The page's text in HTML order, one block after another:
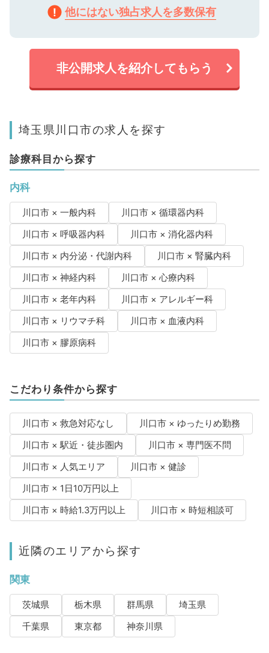
他にはない独占求人を多数保有
非公開求人を紹介してもらう
埼玉県川口市の求人を探す
診療科目から探す
内科
川口市 × 一般内科
川口市 × 循環器内科
川口市 × 呼吸器内科
川口市 × 消化器内科
川口市 × 内分泌・代謝内科
川口市 × 腎臓内科
川口市 × 神経内科
川口市 × 心療内科
川口市 × 老年内科
川口市 × アレルギー科
川口市 × リウマチ科
川口市 × 血液内科
川口市 × 膠原病科
こだわり条件から探す
川口市 × 救急対応なし
川口市 × ゆったりめ勤務
川口市 × 駅近・徒歩圏内
川口市 × 専門医不問
川口市 × 人気エリア
川口市 × 健診
川口市 × 1日10万円以上
川口市 × 時給1.3万円以上
川口市 × 時短相談可
近隣のエリアから探す
関東
茨城県 栃木県 群馬県
埼玉県
千葉県
東京都 神奈川県